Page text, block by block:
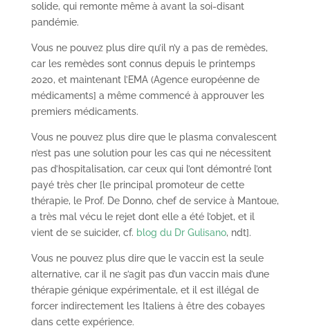
solide, qui remonte même à avant la soi-disant
pandémie.
Vous ne pouvez plus dire qu’il n’y a pas de remèdes,
car les remèdes sont connus depuis le printemps
2020, et maintenant l’EMA (Agence européenne de
médicaments] a même commencé à approuver les
premiers médicaments.
Vous ne pouvez plus dire que le plasma convalescent
n’est pas une solution pour les cas qui ne nécessitent
pas d’hospitalisation, car ceux qui l’ont démontré l’ont
payé très cher [le principal promoteur de cette
thérapie, le Prof. De Donno, chef de service à Mantoue,
a très mal vécu le rejet dont elle a été l’objet, et il
vient de se suicider, cf. blog du Dr Gulisano, ndt].
Vous ne pouvez plus dire que le vaccin est la seule
alternative, car il ne s’agit pas d’un vaccin mais d’une
thérapie génique expérimentale, et il est illégal de
forcer indirectement les Italiens à être des cobayes
dans cette expérience.